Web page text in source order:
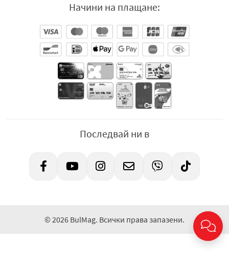
Начини на плащане:
Последвай ни в
© 2026 BulMag. Всички права запазени.